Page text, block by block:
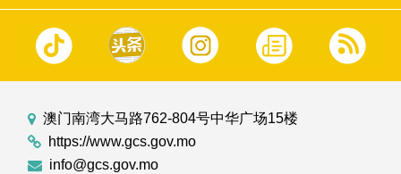
澳门南湾大马路762-804号中华广场15楼
https://www.gcs.gov.mo
info@gcs.gov.mo